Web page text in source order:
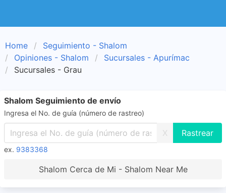
Home
Seguimiento - Shalom
Opiniones - Shalom
Sucursales - Apurímac
Sucursales - Grau
Shalom Seguimiento de envío
Ingresa el No. de guía (número de rastreo)
X
ex. 9383368
Shalom Cerca de Mi - Shalom Near Me